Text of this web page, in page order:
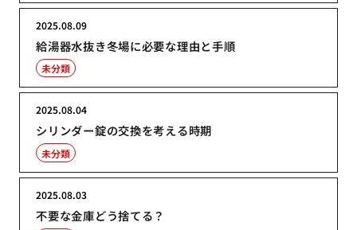
給湯器水抜き冬場に必要な理由と手順
2025.08.09
未分類
シリンダー錠の交換を考える時期
2025.08.04
未分類
不要な金庫どう捨てる？
2025.08.03